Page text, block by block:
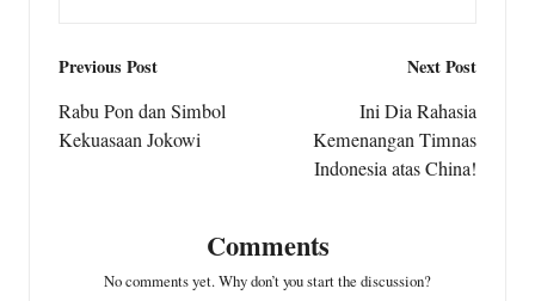
Post
navigation
Previous Post
Rabu Pon dan Simbol
Kekuasaan Jokowi
Next Post
Ini Dia Rahasia
Kemenangan Timnas
Indonesia atas China!
Comments
No comments yet. Why don’t you start the discussion?